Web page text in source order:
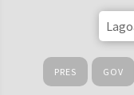
PRES GOV